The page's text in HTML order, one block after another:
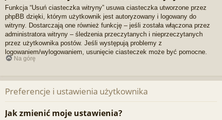
Funkcja “Usuń ciasteczka witryny” usuwa ciasteczka utworzone przez
phpBB dzięki, którym użytkownik jest autoryzowany i logowany do
witryny. Dostarczają one również funkcję – jeśli została włączona przez
administratora witryny – śledzenia przeczytanych i nieprzeczytanych
przez użytkownika postów. Jeśli występują problemy z
logowaniem/wylogowaniem, usunięcie ciasteczek może być pomocne.
Na górę
Preferencje i ustawienia użytkownika
Jak zmienić moje ustawienia?